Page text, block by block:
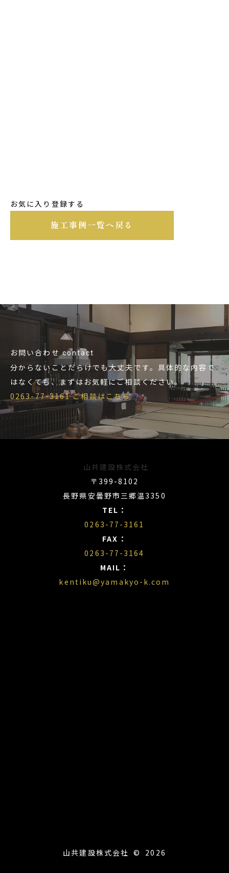
お気に入り登録する
施工事例一覧へ戻る
お問い合わせ contact
分からないことだらけでも大丈夫です。具体的な内容で
はなくても、まずはお気軽にご相談ください。
0263-77-3161 ご相談はこちら
山共建設株式会社
〒399-8102
長野県安曇野市三郷温3350
TEL：
0263-77-3161
FAX：
0263-77-3164
MAIL：
kentiku@yamakyo-k.com
山共建設株式会社 © 2026